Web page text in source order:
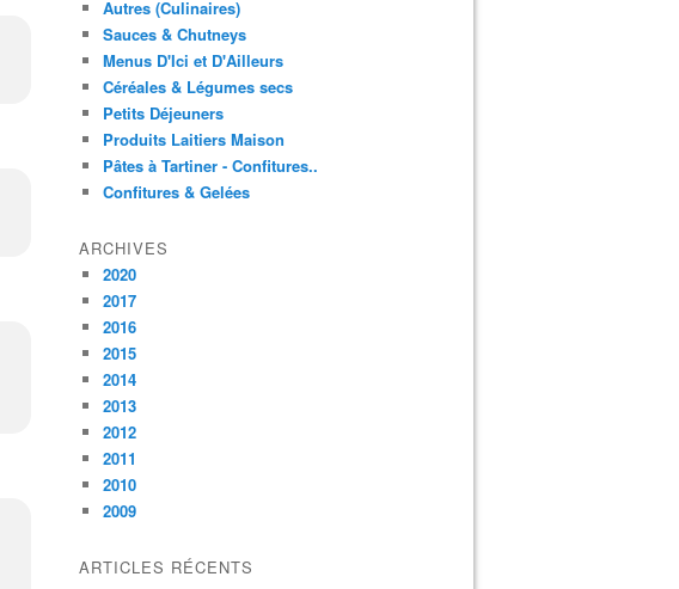
Autres (Culinaires)
Sauces & Chutneys
Menus D'Ici et D'Ailleurs
Céréales & Légumes secs
Petits Déjeuners
Produits Laitiers Maison
Pâtes à Tartiner - Confitures..
Confitures & Gelées
ARCHIVES
2020
2017
2016
2015
2014
2013
2012
2011
2010
2009
ARTICLES RÉCENTS